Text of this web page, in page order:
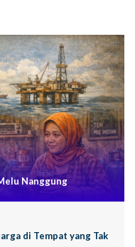
Nanggung
di Tempat yang Tak